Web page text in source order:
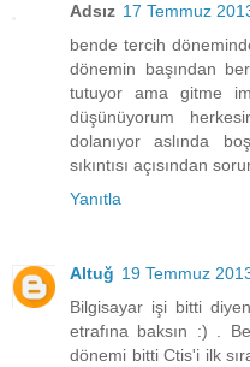
Adsız 17 Temmuz
bende tercih
dönemin başından
tutuyor ama gitme
düşünüyorum
dolanıyor aslında
sıkıntısı açısından
Yanıtla
Altuğ 19 Temmuz
Bilgisayar işi bitti
etrafına baksın :) .
dönemi bitti Ctis'i ilk